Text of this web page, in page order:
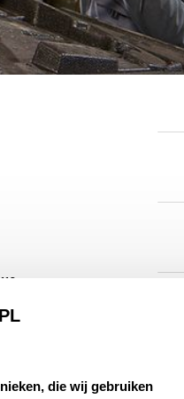
die wij gebruiken‍